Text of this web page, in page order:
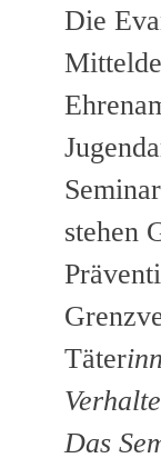
Die
stehen
Täter
Das